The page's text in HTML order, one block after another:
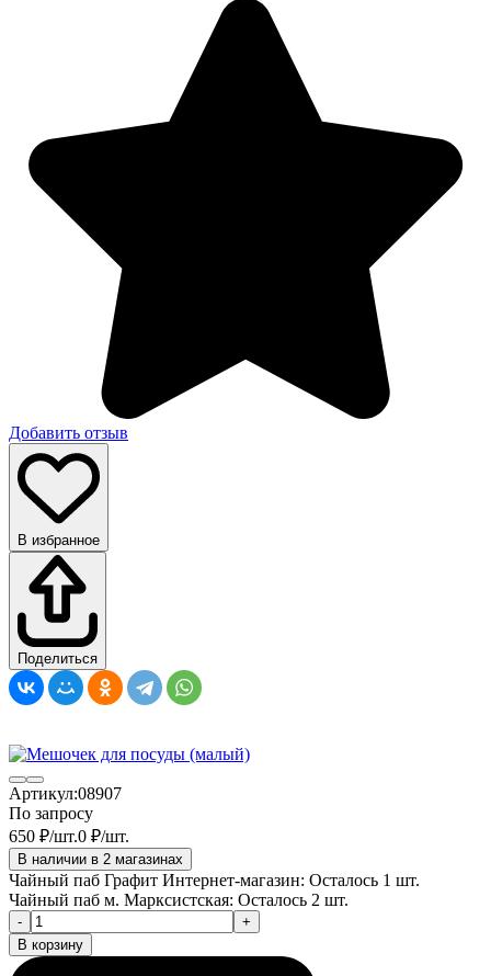
Добавить отзыв
В избранное
Поделиться
Артикул:08907
По запросу
650 ₽/шт.0 ₽/шт.
В наличии в 2 магазинах
Чайный паб Графит Интернет-магазин: Осталось 1 шт.
Чайный паб м. Марксистская: Осталось 2 шт.
-
+
В корзину